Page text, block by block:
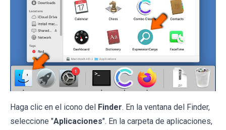
Haga clic en el icono del Finder. En la ventana del Finder,
seleccione "Aplicaciones". En la carpeta de aplicaciones,